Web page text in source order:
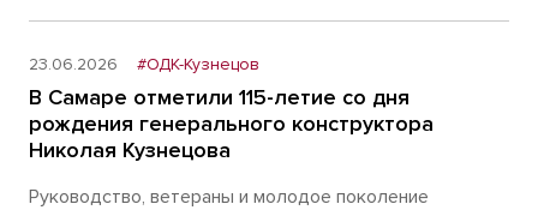
23.06.2026 #ОДК-Кузнецов
В Самаре отметили 115-летие со дня
рождения генерального конструктора
Николая Кузнецова
Руководство, ветераны и молодое поколение